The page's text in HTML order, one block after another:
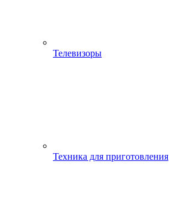
Телевизоры
Техника для приготовления